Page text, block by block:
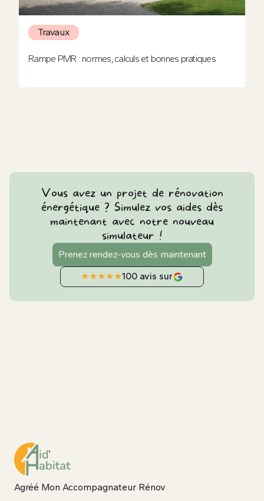
Travaux
Rampe PMR : normes, calculs et bonnes pratiques
Vous avez un projet de rénovation
énergétique ? Simulez vos aides dès
maintenant avec notre nouveau
simulateur !
Prenez rendez-vous dès maintenant
★★★★★100 avis sur
Agréé Mon Accompagnateur Rénov